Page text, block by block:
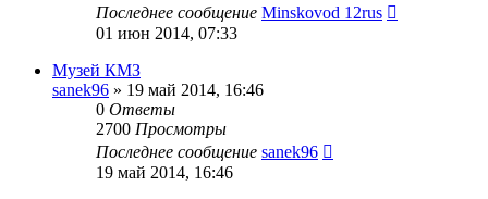
Последнее сообщение Minskovod 12rus
01 июн 2014, 07:33
Музей КМЗ
sanek96 » 19 май 2014, 16:46
0 Ответы
2700 Просмотры
Последнее сообщение sanek96
19 май 2014, 16:46